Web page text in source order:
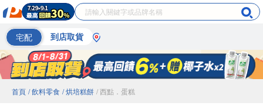
宅配 到店取貨
首頁 / 飲料零食 / 烘培糕餅 / 西點．蛋糕